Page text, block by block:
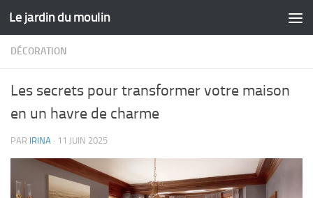
Skip to content
Le jardin du moulin
DÉCORATION
Les secrets pour transformer votre maison
en un havre de charme
PAR IRINA · 11 JUIN 2025